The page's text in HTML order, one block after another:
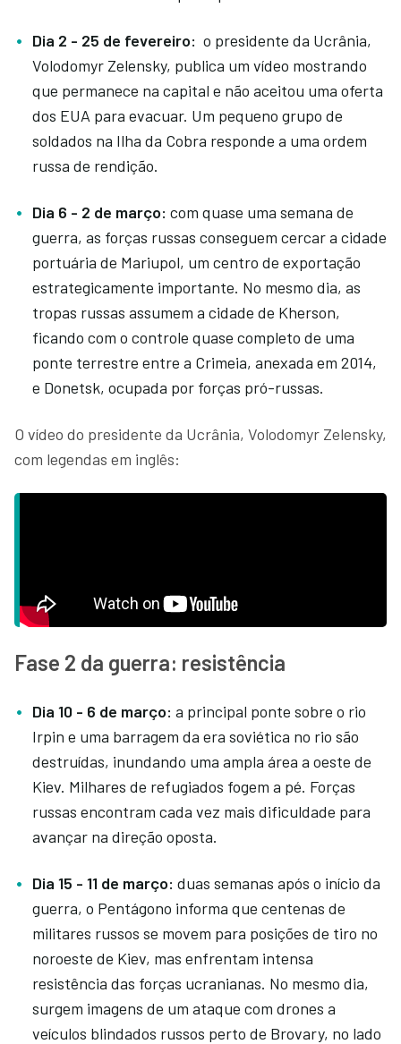
Dia 2 - 25 de fevereiro: o presidente da Ucrânia,
Volodomyr Zelensky, publica um vídeo mostrando
que permanece na capital e não aceitou uma oferta
dos EUA para evacuar. Um pequeno grupo de
soldados na Ilha da Cobra responde a uma ordem
russa de rendição.
Dia 6 - 2 de março: com quase uma semana de
guerra, as forças russas conseguem cercar a cidade
portuária de Mariupol, um centro de exportação
estrategicamente importante. No mesmo dia, as
tropas russas assumem a cidade de Kherson,
ficando com o controle quase completo de uma
ponte terrestre entre a Crimeia, anexada em 2014,
e Donetsk, ocupada por forças pró-russas.
O vídeo do presidente da Ucrânia, Volodomyr Zelensky,
com legendas em inglês:
Fase 2 da guerra: resistência
Dia 10 - 6 de março: a principal ponte sobre o rio
Irpin e uma barragem da era soviética no rio são
destruídas, inundando uma ampla área a oeste de
Kiev. Milhares de refugiados fogem a pé. Forças
russas encontram cada vez mais dificuldade para
avançar na direção oposta.
Dia 15 - 11 de março: duas semanas após o início da
guerra, o Pentágono informa que centenas de
militares russos se movem para posições de tiro no
noroeste de Kiev, mas enfrentam intensa
resistência das forças ucranianas. No mesmo dia,
surgem imagens de um ataque com drones a
veículos blindados russos perto de Brovary, no lado